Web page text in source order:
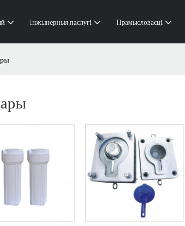
Інжынерныя паслугі Прамысловасці